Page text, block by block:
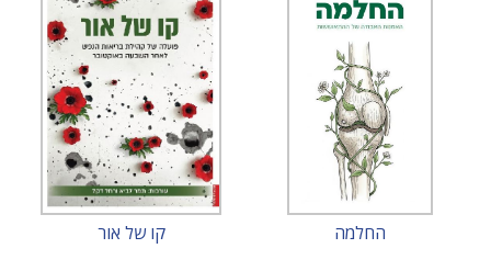
החלמה קו של אור